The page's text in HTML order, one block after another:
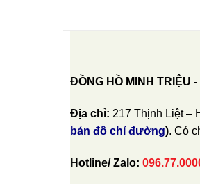
ĐỒNG HỒ MINH TRIỆU
Địa chỉ: 217 Thịnh Liệt –
bản đồ chỉ đường). Có
Hotline/ Zalo: